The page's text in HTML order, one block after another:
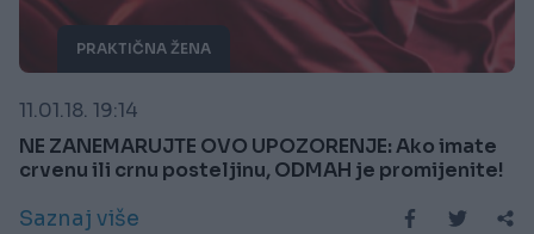
PRAKTIČNA ŽENA
11.01.18. 19:14
NE ZANEMARUJTE OVO UPOZORENJE: Ako imate
crvenu ili crnu posteljinu, ODMAH je promijenite!
Saznaj više